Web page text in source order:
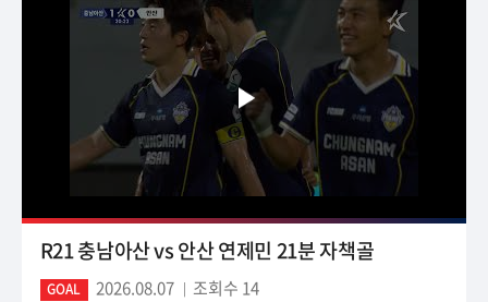
R21 충남아산 vs 안산 연제민 21분 자책골
GOAL 2026.08.07 조회수 14